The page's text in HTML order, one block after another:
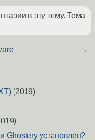
в эту тему. Тема
→
(2019)
Ghostery установлен?